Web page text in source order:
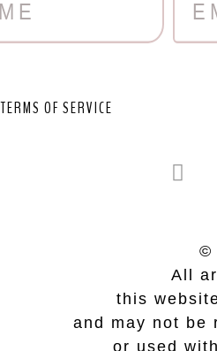
TERMS OF SERVICE
©
All
this
and may not be
or used